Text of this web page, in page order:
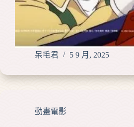
呆毛君 5 9 月, 2025
動畫電影